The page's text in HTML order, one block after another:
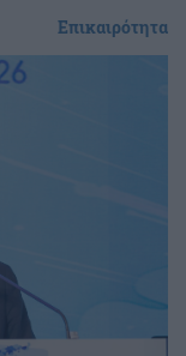
Επικαιρότητα